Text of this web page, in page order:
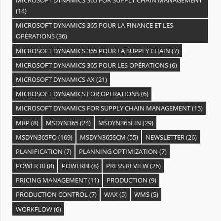
(14)
MICROSOFT DYNAMICS 365 POUR LA FINANCE ET LES
OPÉRATIONS(36)
MICROSOFT DYNAMICS 365 POUR LA SUPPLY CHAIN (7)
MICROSOFT DYNAMICS 365 POUR LES OPÉRATIONS(6)
MICROSOFT DYNAMICS AX(21)
MICROSOFT DYNAMICS FOR OPERATIONS(6)
MICROSOFT DYNAMICS FOR SUPPLY CHAIN MANAGEMENT(15)
MRP (8) MSDYN365(24) MSDYN365FIN (29)
MSDYN365FO(169) MSDYN365SCM (55) NEWSLETTER(26)
PLANIFICATION (7) PLANNING OPTIMIZATION (7)
POWER BI (8) POWERBI (8) PRESS REVIEW(26)
PRICING MANAGEMENT(11) PRODUCTION (9)
PRODUCTION CONTROL(7) WAX(5) WMS(5)
WORKFLOW(6)